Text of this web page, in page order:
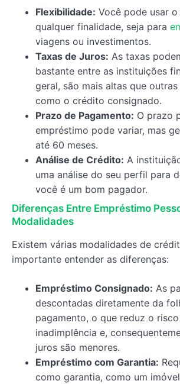
Flexibilidade: Você pode usar
qualquer finalidade, seja para
viagens ou investimentos.
Taxas de Juros: As taxas
bastante entre as instituições
geral, são mais altas que
como o crédito consignado.
Prazo de Pagamento: O prazo
empréstimo pode variar, mas
até 60 meses.
Análise de Crédito: A
uma análise do seu perfil para
você é um bom pagador.
Diferenças Entre Empréstimo
Modalidades
Existem várias modalidades de
importante entender as diferenças:
Empréstimo Consignado: As
descontadas diretamente da
pagamento, o que reduz o
inadimplência e,
juros são menores.
Empréstimo com Garantia:
como garantia, como um